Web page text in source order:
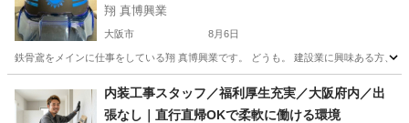
翔 真博興業
大阪市 8月6日
鉄骨鳶をメインに仕事をしている翔 真博興業です。 どうも。 建設業に興味ある方、
鳶職 未経験
内装工事スタッフ／福利厚生充実／大阪府内／出
張なし｜直行直帰OKで柔軟に働ける環境